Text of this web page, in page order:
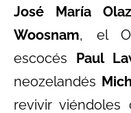
José María
Woosnam, el
escocés Paul
neozelandés
revivir